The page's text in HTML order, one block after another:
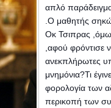
απλό
.Ο μαθητής
Οκ Τσιπρας
,αφού φρόντισε
ανεκπλήρωτες
μνημόνια?Τι
φορολογία των
περικοπή των